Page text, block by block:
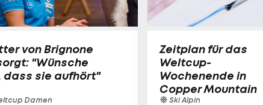
von Brignone
"Wünsche
dass sie aufhört"
Damen
Zeitplan für das
Weltcup-
Wochenende in
Copper Mountain
Ski Alpin